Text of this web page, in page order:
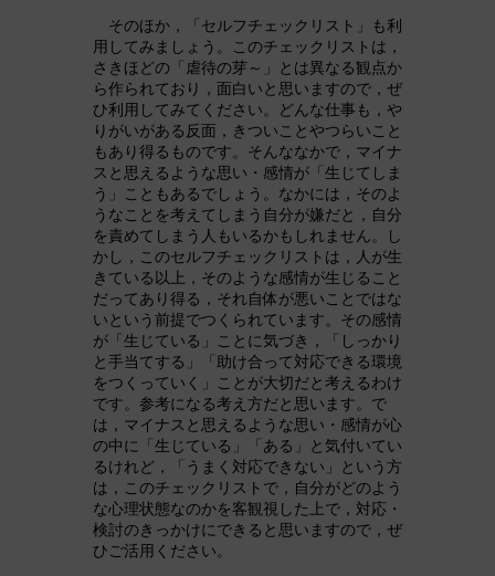
そのほか，「セルフチェックリスト」も利
用してみましょう。このチェックリストは，
さきほどの「虐待の芽～」とは異なる観点か
ら作られており，面白いと思いますので，ぜ
ひ利用してみてください。どんな仕事も，や
りがいがある反面，きついことやつらいこと
もあり得るものです。そんななかで，マイナ
スと思えるような思い・感情が「生じてしま
う」こともあるでしょう。なかには，そのよ
うなことを考えてしまう自分が嫌だと，自分
を責めてしまう人もいるかもしれません。し
かし，このセルフチェックリストは，人が生
きている以上，そのような感情が生じること
だってあり得る，それ自体が悪いことではな
いという前提でつくられています。その感情
が「生じている」ことに気づき，「しっかり
と手当てする」「助け合って対応できる環境
をつくっていく」ことが大切だと考えるわけ
です。参考になる考え方だと思います。で
は，マイナスと思えるような思い・感情が心
の中に「生じている」「ある」と気付いてい
るけれど，「うまく対応できない」という方
は，このチェックリストで，自分がどのよう
な心理状態なのかを客観視した上で，対応・
検討のきっかけにできると思いますので，ぜ
ひご活用ください。